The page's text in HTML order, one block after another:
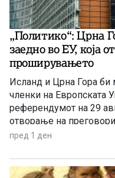
„Политико“: Црна
заедно во ЕУ, која
проширувањето
Исланд и Црна Гора
членки на Европската
референдумот на 29
отворање на
„Политико“,
пред 1 ден